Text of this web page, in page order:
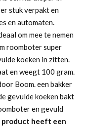
stuk verpakt en
en automaten.
om mee te nemen
roomboter super
koeken in zitten.
en weegt 100 gram.
Boom. een bakker
gevulde koeken bakt
en gevuld
product heeft een